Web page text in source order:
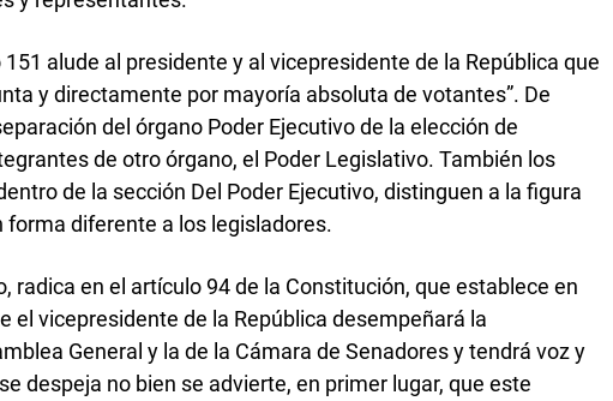
151 alude al presidente y al vicepresidente de la República que
y directamente por mayoría absoluta de votantes”. De
del órgano Poder Ejecutivo de la elección de
de otro órgano, el Poder Legislativo. También los
de la sección Del Poder Ejecutivo, distinguen a la figura
forma diferente a los legisladores.
radica en el artículo 94 de la Constitución, que establece en
el vicepresidente de la República desempeñará la
General y la de la Cámara de Senadores y tendrá voz y
despeja no bien se advierte, en primer lugar, que este